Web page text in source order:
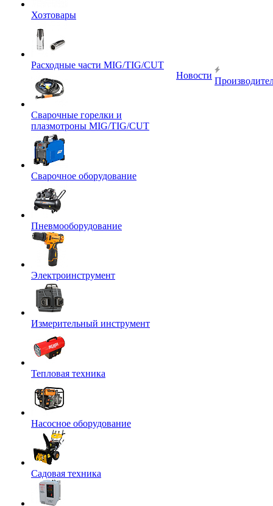
Хозтовары
Расходные части MIG/TIG/CUT
Сварочные горелки и
плазмотроны MIG/TIG/CUT
Сварочное оборудование
Пневмооборудование
Электроинструмент
Измерительный инструмент
Тепловая техника
Насосное оборудование
Садовая техника
Новости